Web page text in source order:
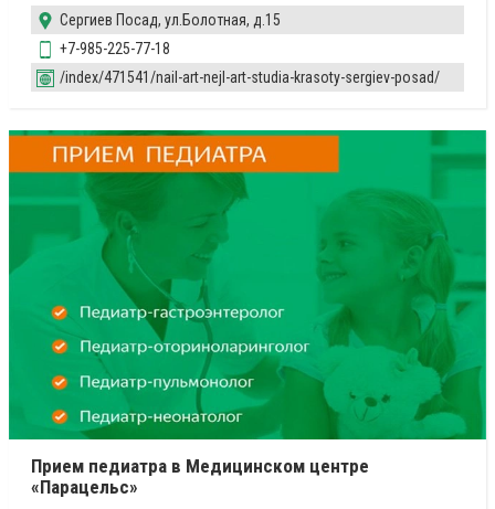
Сергиев Посад, ул.Болотная, д.15
+7-985-225-77-18
/index/471541/nail-art-nejl-art-studia-krasoty-sergiev-posad/
Прием педиатра в Медицинском центре
«Парацельс»